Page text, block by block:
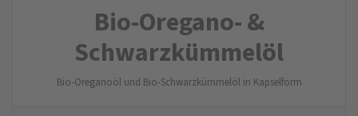
Bio-Oregano- &
Schwarzkümmelöl
Bio-Oreganoöl und Bio-Schwarzkümmelöl in Kapselform